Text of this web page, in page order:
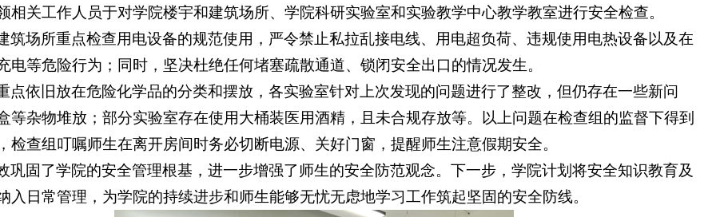
相关工作人员于对学院楼宇和建筑场所、学院科研实验室和实验教学中心教学教室进行安全检查。
筑场所重点检查用电设备的规范使用，严令禁止私拉乱接电线、用电超负荷、违规使用电热设备以及在
电等危险行为；同时，坚决杜绝任何堵塞疏散通道、锁闭安全出口的情况发生。
点依旧放在危险化学品的分类和摆放，各实验室针对上次发现的问题进行了整改，但仍存在一些新问
等杂物堆放；部分实验室存在使用大桶装医用酒精，且未合规存放等。以上问题在检查组的监督下得到
检查组叮嘱师生在离开房间时务必切断电源、关好门窗，提醒师生注意假期安全。
巩固了学院的安全管理根基，进一步增强了师生的安全防范观念。下一步，学院计划将安全知识教育及
入日常管理，为学院的持续进步和师生能够无忧无虑地学习工作筑起坚固的安全防线。